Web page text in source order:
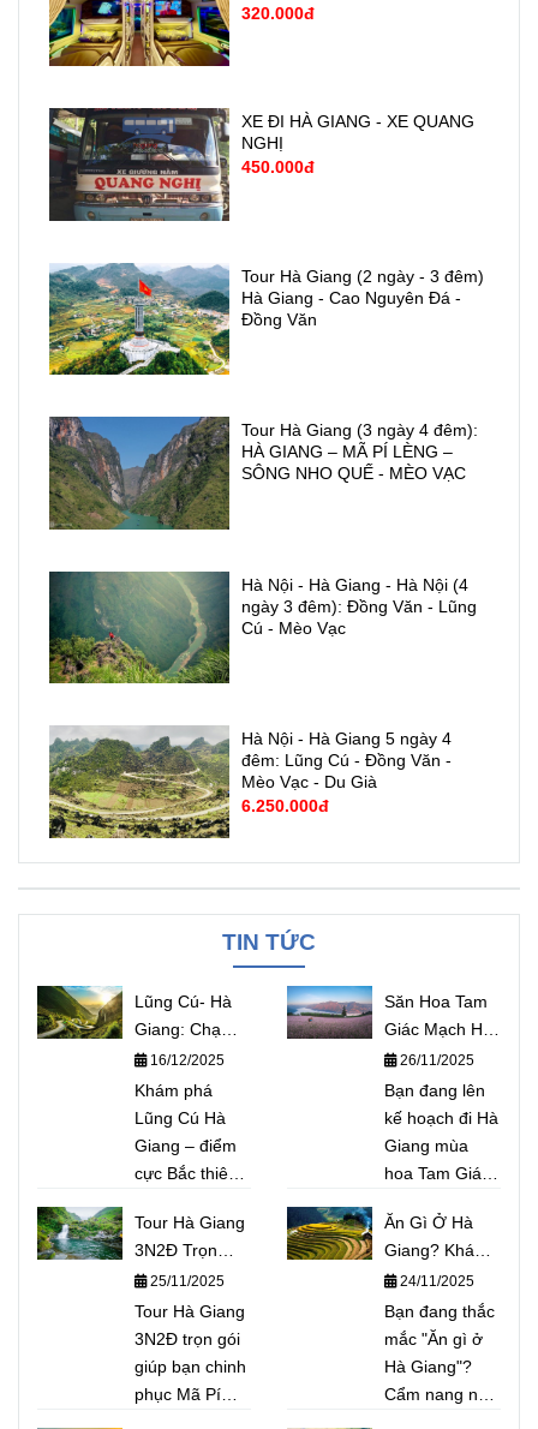
320.000đ
XE ĐI HÀ GIANG - XE QUANG
NGHỊ
450.000đ
Tour Hà Giang (2 ngày - 3 đêm)
Hà Giang - Cao Nguyên Đá -
Đồng Văn
Tour Hà Giang (3 ngày 4 đêm):
HÀ GIANG – MÃ PÍ LÈNG –
SÔNG NHO QUẾ - MÈO VẠC
Hà Nội - Hà Giang - Hà Nội (4
ngày 3 đêm): Đồng Văn - Lũng
Cú - Mèo Vạc
Hà Nội - Hà Giang 5 ngày 4
đêm: Lũng Cú - Đồng Văn -
Mèo Vạc - Du Già
6.250.000đ
TIN TỨC
Lũng Cú- Hà
Giang: Chạm
tay vào điểm
cực Bắc thiêng
liêng của Tổ
quốc
16/12/2025
Khám phá
Lũng Cú Hà
Giang – điểm
cực Bắc thiêng
đầu Tổ quốc.
Bài viết chia sẻ
kinh nghiệm
chinh phục Cột
cờ Lũng Cú chi
tiết: hướng dẫn
lộ trình di
Săn Hoa Tam
Giác Mạch Hà
Giang Top 5
Địa Điểm Chụp
Ảnh Đẹp &
Lịch Trình Chi
Tiết
26/11/2025
Bạn đang lên
kế hoạch đi Hà
Giang mùa
hoa Tam Giác
phá ngay Top
5 địa điểm
chụp ảnh "cực
phẩm" (Thung
lũng Sủng Là,
Lũng Cú...)
không thể bỏ
Tour Hà Giang
3N2Đ Trọn
Gói: Trải
Nghiệm Mã Pí
Lèng, Chèo
Thuyền Sông
Nho Quế
25/11/2025
Tour Hà Giang
3N2Đ trọn gói
giúp bạn chinh
phục Mã Pí
Ăn Gì Ở Hà
Giang? Khám
Phá TOP 15
Đặc Sản Núi
Rừng Độc
Đáo: Từ Thắng
Cố, Cháo Ấu
24/11/2025
Bạn đang thắc
mắc "Ăn gì ở
Hà Giang"?
Cẩm nang này